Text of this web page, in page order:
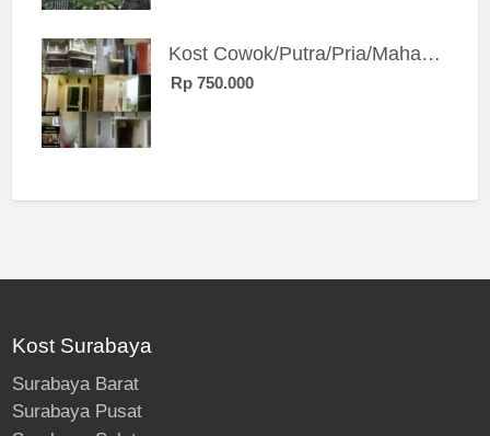
Kost Cowok/Putra/Pria/Mahasiswa/Karyawan SIngle eksklusif bangunan baru
Rp 750.000
Kost Surabaya
Surabaya Barat
Surabaya Pusat